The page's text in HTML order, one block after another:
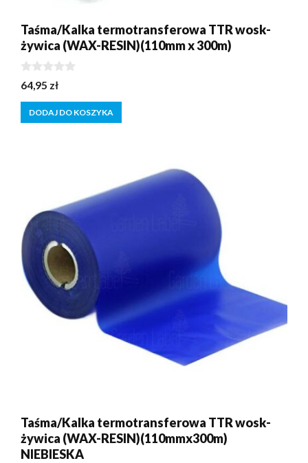
Taśma/Kalka termotransferowa TTR wosk-
żywica (WAX-RESIN)(110mm x 300m)
0
z
5
64,95 zł
DODAJ DO KOSZYKA
Taśma/Kalka termotransferowa TTR wosk-
żywica (WAX-RESIN)(110mmx300m)
NIEBIESKA